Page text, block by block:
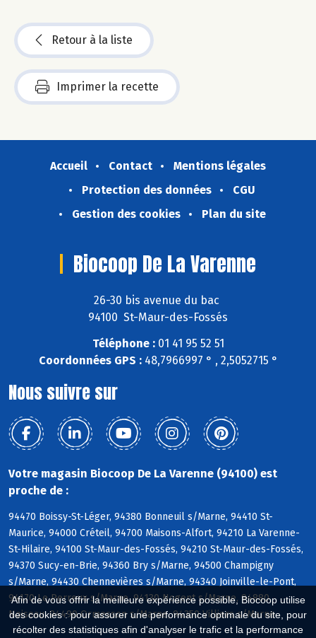
Afin de vous offrir la meilleure expérience possible, Biocoop utilise
des cookies : pour assurer une performance optimale du site, pour
récolter des statistiques afin d'analyser le trafic et la performance
Retour à la liste
Imprimer la recette
Accueil Contact
Mentions légales
Protection des données
CGU
Gestion des cookies
Plan du site
Biocoop De La Varenne
26-30 bis avenue du bac
94100 St-Maur-des-Fossés
Téléphone :01 41 95 52 51
Coordonnées GPS :48,7966997 ° , 2,5052715 °
Nous suivre sur
Votre magasin Biocoop De La Varenne (94100) est
proche de :
94470 Boissy-St-Léger, 94380 Bonneuil s/Marne, 94410 St-
Maurice, 94000 Créteil, 94700 Maisons-Alfort, 94210 La Varenne-
St-Hilaire, 94100 St-Maur-des-Fossés, 94210 St-Maur-des-Fossés,
94370 Sucy-en-Brie, 94360 Bry s/Marne, 94500 Champigny
s/Marne, 94430 Chennevières s/Marne, 94340 Joinville-le-Pont,
94170 Le Perreux s/Marne, 94130 Nogent s/Marne, 94880
Noiseau, 94490 Ormesson s/Marne, 94350 Villiers s/Marne